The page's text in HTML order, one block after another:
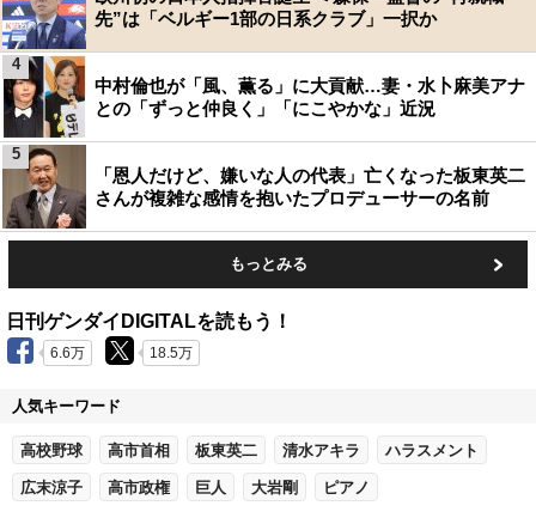
先”は「ベルギー1部の日系クラブ」一択か
中村倫也が「風、薫る」に大貢献…妻・水卜麻美アナ
との「ずっと仲良く」「にこやかな」近況
4
「恩人だけど、嫌いな人の代表」亡くなった板東英二
さんが複雑な感情を抱いたプロデューサーの名前
5
もっとみる
日刊ゲンダイDIGITALを読もう！
6.6万 18.5万
人気キーワード
高校野球 高市首相 板東英二 清水アキラ ハラスメント
広末涼子 高市政権 巨人 大岩剛 ピアノ